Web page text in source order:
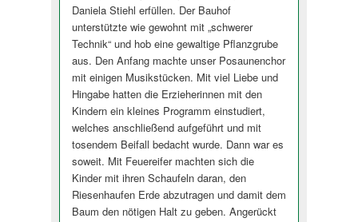
Daniela Stiehl erfüllen. Der Bauhof
unterstützte wie gewohnt mit „schwerer
Technik“ und hob eine gewaltige Pflanzgrube
aus. Den Anfang machte unser Posaunenchor
mit einigen Musikstücken. Mit viel Liebe und
Hingabe hatten die Erzieherinnen mit den
Kindern ein kleines Programm einstudiert,
welches anschließend aufgeführt und mit
tosendem Beifall bedacht wurde. Dann war es
soweit. Mit Feuereifer machten sich die
Kinder mit ihren Schaufeln daran, den
Riesenhaufen Erde abzutragen und damit dem
Baum den nötigen Halt zu geben. Angerückt